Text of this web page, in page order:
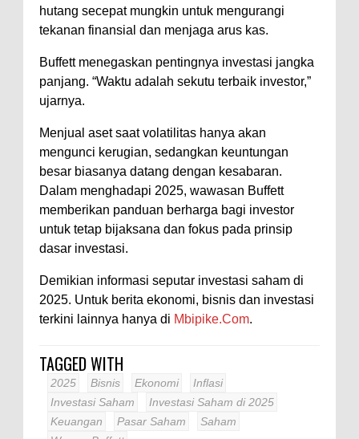
hutang secepat mungkin untuk mengurangi
tekanan finansial dan menjaga arus kas.
Buffett menegaskan pentingnya investasi jangka
panjang. “Waktu adalah sekutu terbaik investor,”
ujarnya.
Menjual aset saat volatilitas hanya akan
mengunci kerugian, sedangkan keuntungan
besar biasanya datang dengan kesabaran.
Dalam menghadapi 2025, wawasan Buffett
memberikan panduan berharga bagi investor
untuk tetap bijaksana dan fokus pada prinsip
dasar investasi.
Demikian informasi seputar investasi saham di
2025. Untuk berita ekonomi, bisnis dan investasi
terkini lainnya hanya di Mbipike.Com.
TAGGED WITH
2025 Bisnis Ekonomi
Inflasi
Investasi Saham
Investasi Saham di 2025
Keuangan
Pasar Saham
Saham